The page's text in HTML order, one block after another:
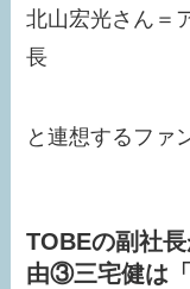
北山宏光さん＝
長
と連想するファ
TOBEの副社
由③三宅健は